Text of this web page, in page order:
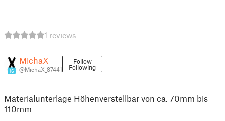
1 reviews
16
MichaX
@MichaX_87441
Follow
Following
Materialunterlage Höhenverstellbar von ca. 70mm bis
110mm